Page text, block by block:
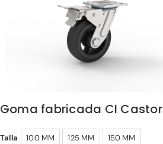
Goma fabricada CI Castor
Talla 100 MM 125 MM 150 MM